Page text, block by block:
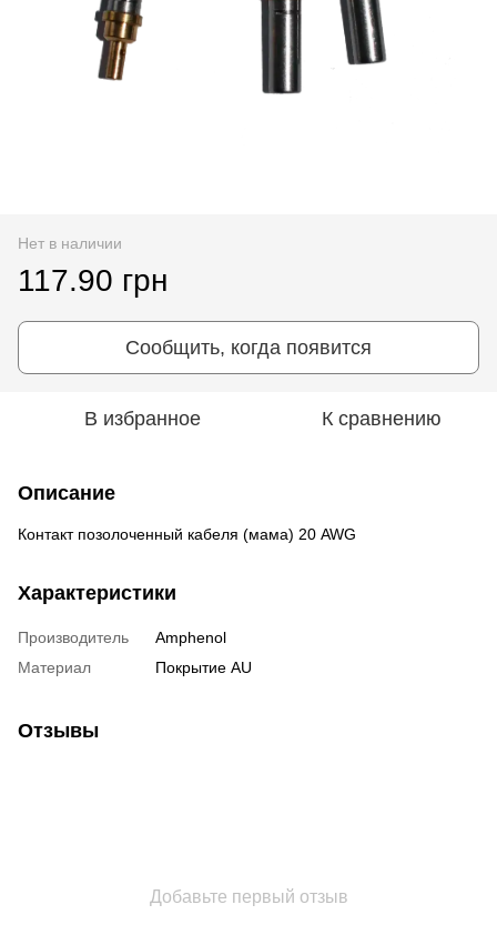
Нет в наличии
117.90 грн
Сообщить, когда появится
В избранное К сравнению
Описание
Контакт позолоченный кабеля (мама) 20 AWG
Характеристики
Производитель
Amphenol
Материал
Покрытие AU
Отзывы
Добавьте первый отзыв